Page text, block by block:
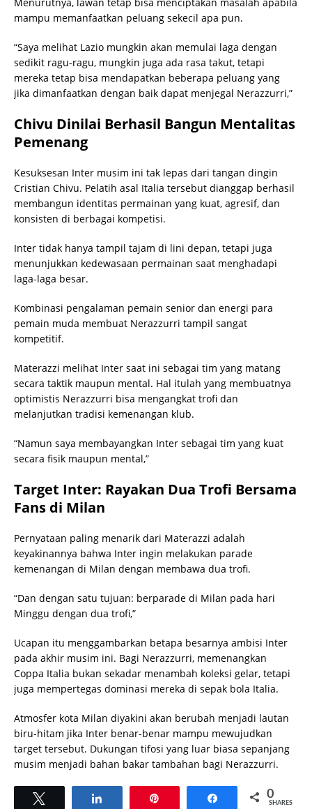
mampu memanfaatkan peluang sekecil apa pun.
“Saya melihat Lazio mungkin akan memulai laga dengan
sedikit ragu-ragu, mungkin juga ada rasa takut, tetapi
mereka tetap bisa mendapatkan beberapa peluang yang
jika dimanfaatkan dengan baik dapat menjegal Nerazzurri,”
Chivu Dinilai Berhasil Bangun Mentalitas
Pemenang
Kesuksesan Inter musim ini tak lepas dari tangan dingin
Cristian Chivu. Pelatih asal Italia tersebut dianggap berhasil
membangun identitas permainan yang kuat, agresif, dan
konsisten di berbagai kompetisi.
Inter tidak hanya tampil tajam di lini depan, tetapi juga
menunjukkan kedewasaan permainan saat menghadapi
laga-laga besar.
Kombinasi pengalaman pemain senior dan energi para
pemain muda membuat Nerazzurri tampil sangat
kompetitif.
Materazzi melihat Inter saat ini sebagai tim yang matang
secara taktik maupun mental. Hal itulah yang membuatnya
optimistis Nerazzurri bisa mengangkat trofi dan
melanjutkan tradisi kemenangan klub.
“Namun saya membayangkan Inter sebagai tim yang kuat
secara fisik maupun mental,”
Target Inter: Rayakan Dua Trofi Bersama
Fans di Milan
Pernyataan paling menarik dari Materazzi adalah
keyakinannya bahwa Inter ingin melakukan parade
kemenangan di Milan dengan membawa dua trofi.
“Dan dengan satu tujuan: berparade di Milan pada hari
Minggu dengan dua trofi,”
Ucapan itu menggambarkan betapa besarnya ambisi Inter
pada akhir musim ini. Bagi Nerazzurri, memenangkan
Coppa Italia bukan sekadar menambah koleksi gelar, tetapi
juga mempertegas dominasi mereka di sepak bola Italia.
Atmosfer kota Milan diyakini akan berubah menjadi lautan
biru-hitam jika Inter benar-benar mampu mewujudkan
target tersebut. Dukungan tifosi yang luar biasa sepanjang
musim menjadi bahan bakar tambahan bagi Nerazzurri.
Share 0
SHARES